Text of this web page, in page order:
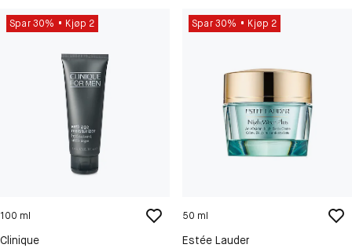
Spar 30% Kjøp 2
100 ml
Clinique
Spar 30% Kjøp 2
50 ml
Estée Lauder